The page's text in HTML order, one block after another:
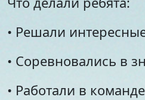
• Решали
• Соревновались в
• Работали в команде